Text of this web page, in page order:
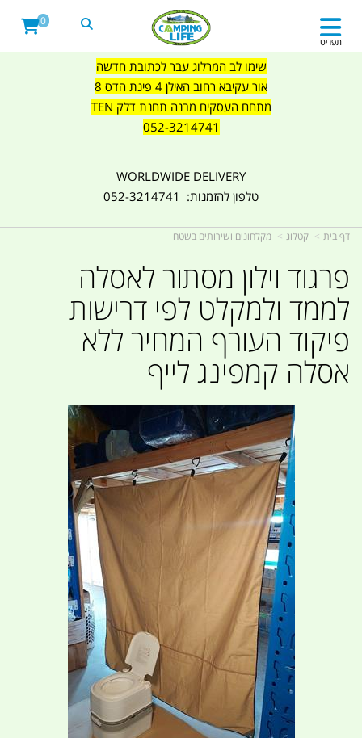
שימו לב המרלוג עבר לכתובת חדשה
אור עקיבא רחוב האילן 4 פינת הדס 8
מתחם העסקים מבנה תחנת דלק TEN
052-3214741
WORLDWIDE DELIVERY
טלפון להזמנות: 052-3214741
תפריט
0
דף בית קטלוג מקלחונים ושירותים בשטח
פרגוד וילון מסתור לאסלה
לממד ולמקלט לפי דרישות
פיקוד העורף המחיר ללא
אסלה קמפינג לייף